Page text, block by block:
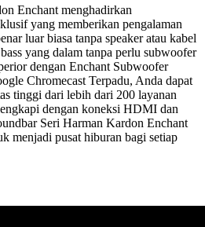
Enchant menghadirkan
yang memberikan pengalaman
luar biasa tanpa speaker atau kabel
yang dalam tanpa perlu subwoofer
dengan Enchant Subwoofer
Chromecast Terpadu, Anda dapat
tinggi dari lebih dari 200 layanan
dengan koneksi HDMI dan
Seri Harman Kardon Enchant
menjadi pusat hiburan bagi setiap